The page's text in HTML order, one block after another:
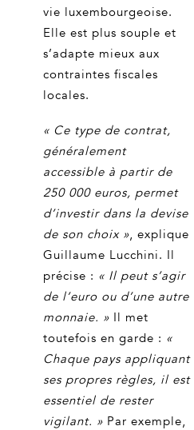
vie luxembourgeoise.
Elle est plus souple et
s’adapte mieux aux
contraintes fiscales
locales.
« Ce type de contrat,
généralement
accessible à partir de
250 000 euros, permet
d’investir dans la devise
de son choix », explique
Guillaume Lucchini. Il
précise : « Il peut s’agir
de l’euro ou d’une autre
monnaie. » Il met
toutefois en garde : «
Chaque pays appliquant
ses propres règles, il est
essentiel de rester
vigilant. » Par exemple,